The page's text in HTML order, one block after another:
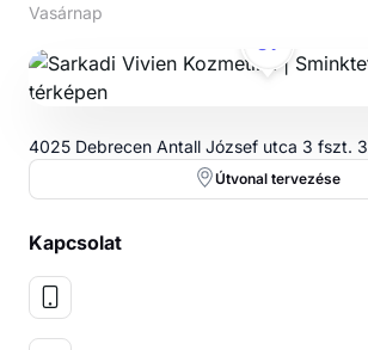
Vasárnap
4025 Debrecen Antall József utca 3 fszt. 3
Útvonal tervezése
Kapcsolat